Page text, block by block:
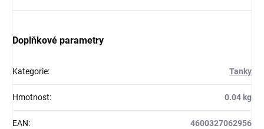
Doplňkové parametry
Kategorie: Tanky
Hmotnost: 0.04 kg
EAN: 4600327062956